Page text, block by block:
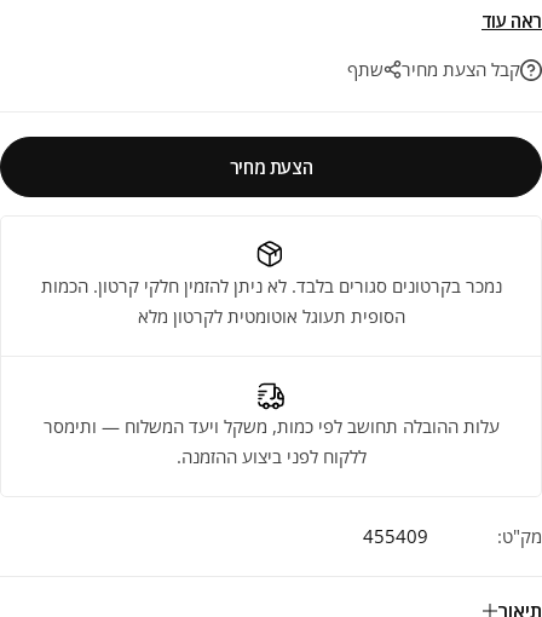
האידיאלי לחיפוי וריצוף שמשתלב בטבעיות עם כל סגנון עיצובי, קלאסי או
ראה עוד
קבל הצעת מחיר
שתף
הצעת מחיר
נמכר בקרטונים סגורים בלבד. לא ניתן להזמין חלקי קרטון. הכמות
הסופית תעוגל אוטומטית לקרטון מלא
עלות ההובלה תחושב לפי כמות, משקל ויעד המשלוח — ותימסר
ללקוח לפני ביצוע ההזמנה.
מק"ט: 455409
תיאור